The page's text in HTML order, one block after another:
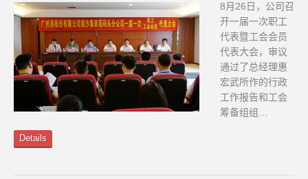
8月26日，公司召
开一届一次职工
代表暨工会会员
代表大会，审议
通过了总经理惠
宏武所作的行政
工作报告和工会
筹备组组…
Details